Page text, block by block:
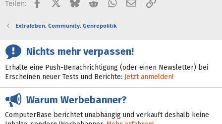
Teilen: FacebookX (Twitter)
BlueskyRedditWhatsApp
E-MailLink
Extraleben, Community, Genrepolitik
Nichts mehr verpassen!
Erhalte eine Push-Benachrichtigung (oder einen Newsletter) bei
Erscheinen neuer Tests und Berichte: Jetzt anmelden!
Warum Werbebanner?
ComputerBase berichtet unabhängig und verkauft deshalb keine